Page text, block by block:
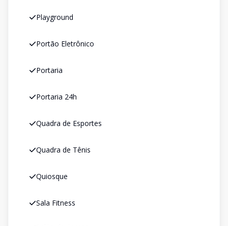
Playground
Portão Eletrônico
Portaria
Portaria 24h
Quadra de Esportes
Quadra de Tênis
Quiosque
Sala Fitness